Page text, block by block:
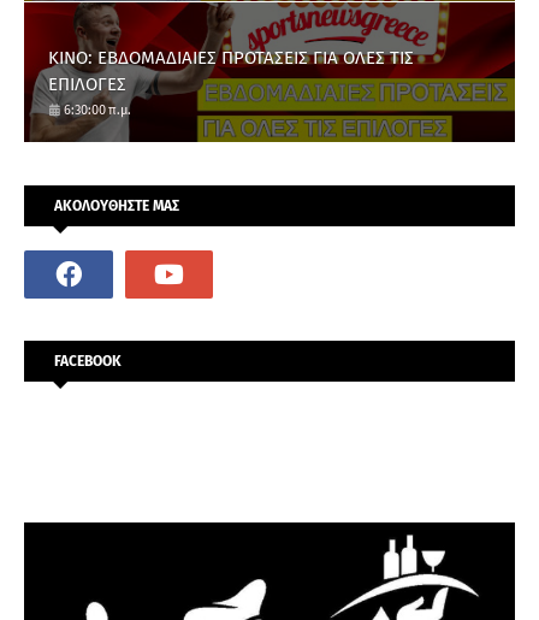
ΚΙΝΟ: ΕΒΔΟΜΑΔΙΑΙΕΣ ΠΡΟΤΑΣΕΙΣ ΓΙΑ ΟΛΕΣ ΤΙΣ
ΕΠΙΛΟΓΕΣ
6:30:00 π.μ.
ΑΚΟΛΟΥΘΗΣΤΕ ΜΑΣ
FACEBOOK